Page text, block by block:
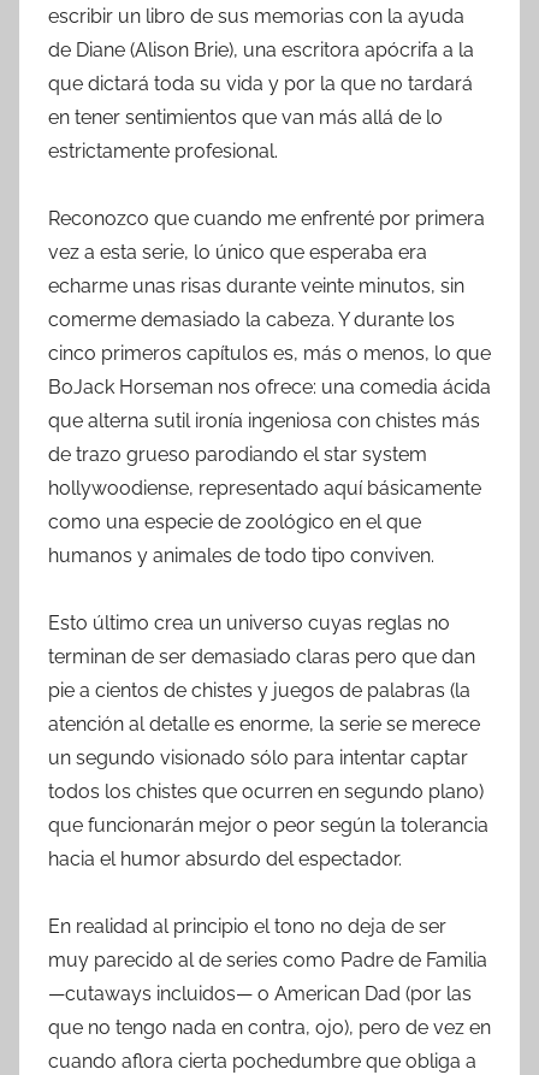
escribir un libro de sus memorias con la ayuda
de Diane (Alison Brie), una escritora apócrifa a la
que dictará toda su vida y por la que no tardará
en tener sentimientos que van más allá de lo
estrictamente profesional.
Reconozco que cuando me enfrenté por primera
vez a esta serie, lo único que esperaba era
echarme unas risas durante veinte minutos, sin
comerme demasiado la cabeza. Y durante los
cinco primeros capítulos es, más o menos, lo que
BoJack Horseman nos ofrece: una comedia ácida
que alterna sutil ironía ingeniosa con chistes más
de trazo grueso parodiando el star system
hollywoodiense, representado aquí básicamente
como una especie de zoológico en el que
humanos y animales de todo tipo conviven.
Esto último crea un universo cuyas reglas no
terminan de ser demasiado claras pero que dan
pie a cientos de chistes y juegos de palabras (la
atención al detalle es enorme, la serie se merece
un segundo visionado sólo para intentar captar
todos los chistes que ocurren en segundo plano)
que funcionarán mejor o peor según la tolerancia
hacia el humor absurdo del espectador.
En realidad al principio el tono no deja de ser
muy parecido al de series como Padre de Familia
—cutaways incluidos— o American Dad (por las
que no tengo nada en contra, ojo), pero de vez en
cuando aflora cierta pochedumbre que obliga a